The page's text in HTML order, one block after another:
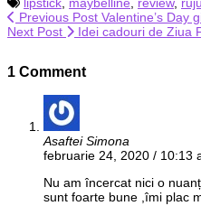
lipstick, maybelline, review,
Previous Post Valentine’s Day
Next Post
Idei cadouri de Ziua
1 Comment
Asaftei Simona
februarie 24, 2020 / 10:13
Nu am încercat nici o
sunt foarte bune ,îmi plac